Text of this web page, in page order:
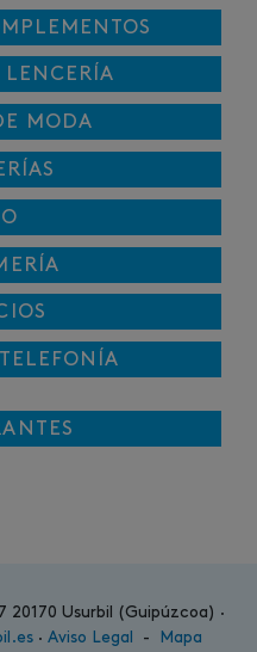
MODA
20170 Usurbil (Guipúzcoa) ·
· Aviso Legal - Mapa